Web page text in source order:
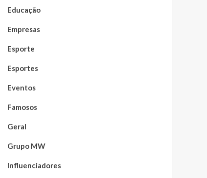
Educação
Empresas
Esporte
Esportes
Eventos
Famosos
Geral
Grupo MW
Influenciadores